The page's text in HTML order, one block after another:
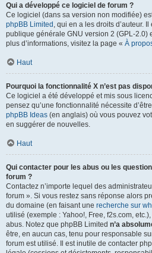
Qui a développé ce logiciel de forum ?
Ce logiciel (dans sa version non modifiée)
phpBB Limited , qui en a les droits d’auteur.
publique générale GNU version 2 (GPL-2.0)
plus d’informations, visitez la page « À
Haut
Pourquoi la fonctionnalité X n’est pas
Ce logiciel a été développé et mis sous
pensez qu’une fonctionnalité nécessite
phpBB Ideas (en anglais) où vous pouvez
en suggérer de nouvelles.
Haut
Qui contacter pour les abus ou les
forum ?
Contactez n’importe lequel des
forum ». Si vous restez sans réponse alors
du domaine (en faisant une recherche sur
utilisé (exemple : Yahoo!, Free, f2s.com,
abus. Notez que phpBB Limited n’a
être, en aucun cas, tenu pour responsable
forum est utilisé. Il est inutile de contacter